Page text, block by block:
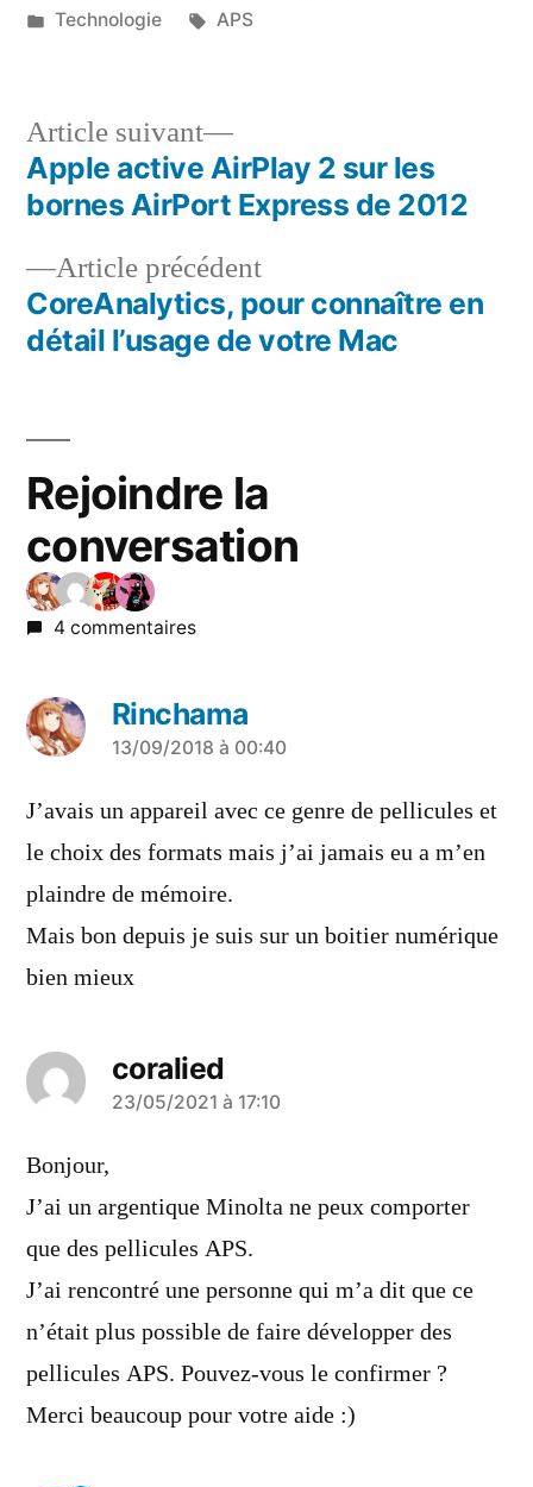
par
Publié
Technologie Étiquettes :
APS
Navigation
l’article
Article précédentArticle
précédent :
CoreAnalytics, pour connaître en
détail l’usage de votre Mac
Article suivant
Article
suivant :
Apple active AirPlay 2 sur les
bornes AirPort Express de 2012
Rejoindre la
conversation
4 commentaires
Rinchama
a
dit :
13/09/2018 à 00:40
J’avais un appareil avec ce genre de pellicules et
le choix des formats mais j’ai jamais eu a m’en
plaindre de mémoire.
Mais bon depuis je suis sur un boitier numérique
bien mieux
coralied
a
23/05/2021 à 17:10
Bonjour,
J’ai un argentique Minolta ne peux comporter
que des pellicules APS.
J’ai rencontré une personne qui m’a dit que ce
n’était plus possible de faire développer des
pellicules APS. Pouvez-vous le confirmer ?
Merci beaucoup pour votre aide :)